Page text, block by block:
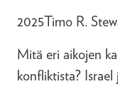
2025Timo R.
Mitä eri aikojen
konfliktista?